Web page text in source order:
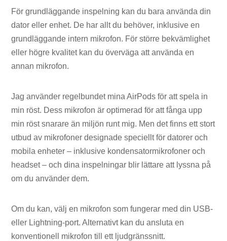
För grundläggande inspelning kan du bara använda din
dator eller enhet. De har allt du behöver, inklusive en
grundläggande intern mikrofon. För större bekvämlighet
eller högre kvalitet kan du överväga att använda en
annan mikrofon.
Jag använder regelbundet mina AirPods för att spela in
min röst. Dess mikrofon är optimerad för att fånga upp
min röst snarare än miljön runt mig. Men det finns ett stort
utbud av mikrofoner designade speciellt för datorer och
mobila enheter – inklusive kondensatormikrofoner och
headset – och dina inspelningar blir lättare att lyssna på
om du använder dem.
Om du kan, välj en mikrofon som fungerar med din USB-
eller Lightning-port. Alternativt kan du ansluta en
konventionell mikrofon till ett ljudgränssnitt.